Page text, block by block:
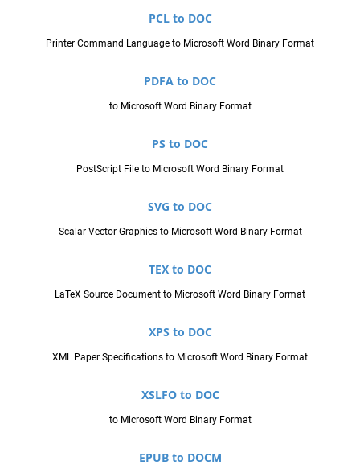
PCL to DOC
Printer Command Language to Microsoft Word Binary Format
PDFA to DOC
to Microsoft Word Binary Format
PS to DOC
PostScript File to Microsoft Word Binary Format
SVG to DOC
Scalar Vector Graphics to Microsoft Word Binary Format
TEX to DOC
LaTeX Source Document to Microsoft Word Binary Format
XPS to DOC
XML Paper Specifications to Microsoft Word Binary Format
XSLFO to DOC
to Microsoft Word Binary Format
EPUB to DOCM